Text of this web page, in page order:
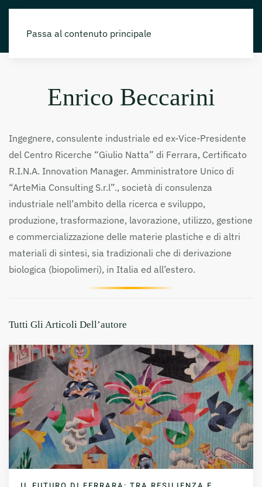
Passa al contenuto principale
Enrico Beccarini
Ingegnere, consulente industriale ed ex-Vice-Presidente
del Centro Ricerche “Giulio Natta” di Ferrara, Certificato
R.I.N.A. Innovation Manager. Amministratore Unico di
“ArteMia Consulting S.r.l”., società di consulenza
industriale nell’ambito della ricerca e sviluppo,
produzione, trasformazione, lavorazione, utilizzo, gestione
e commercializzazione delle materie plastiche e di altri
materiali di sintesi, sia tradizionali che di derivazione
biologica (biopolimeri), in Italia ed all’estero.
Tutti Gli Articoli Dell’autore